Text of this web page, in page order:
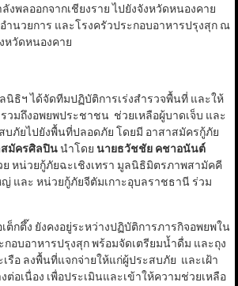
งพลออกจากเชียงราย ไปยังจังหวัดหนองคาย
นวยการ และโรงครัวประกอบอาหารปรุงสุก ณ
หวัดหนองคาย
นิธิฯ ได้จัดทีมปฏิบัติการเร่งสำรวจพื้นที่ และให้
วมถึงอพยพประชาชน ช่วยเหลือผู้บาดเจ็บ และ
บภัยไปยังพื้นที่ปลอดภัย โดยมี อาสาสมัครกู้ภัย
สมัครศิลปินนำโดย นายธวัชชัย คชาอนันต์
หน่วยกู้ภัยฉะเชิงเทรา มูลนิธิมิตรภาพสามัคคี
ญ่ และ หน่วยกู้ภัยจีตัมเกาะอุบลราชธานี ร่วม
กตึ๊ง ยังคงอยู่ระหว่างปฏิบัติการภารกิจอพยพใน
อบอาหารปรุงสุก พร้อมจัดเตรียมน้ำดื่ม และถุง
เรือ ลงพื้นที่แจกจ่ายให้แก่ผู้ประสบภัย และเฝ้า
อเนื่อง เพื่อประเมินและเข้าให้ความช่วยเหลือ